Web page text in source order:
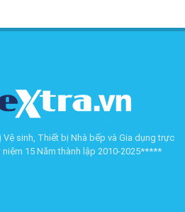
sinh, Thiết bị Nhà bếp và Gia dụng trực
15 Năm thành lập 2010-2025*****